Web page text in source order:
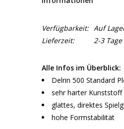
Verfügbarkeit: Auf
Lieferzeit:
2-3 Tage
Alle Infos im Überblick:
Delrin 500 Standard
sehr harter Kunststoff
glattes, direktes
hohe Formstabilität